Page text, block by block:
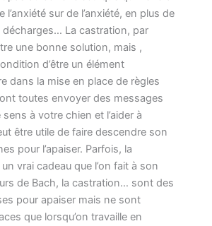
l’anxiété sur de l’anxiété, en plus de
décharges… La castration, par
une bonne solution, mais ,
d’être un élément
dans la mise en place de règles
toutes envoyer des messages
à votre chien et l’aider à
être utile de faire descendre son
pour l’apaiser. Parfois, la
vrai cadeau que l’on fait à son
de Bach, la castration… sont des
pour apaiser mais ne sont
que lorsqu’on travaille en